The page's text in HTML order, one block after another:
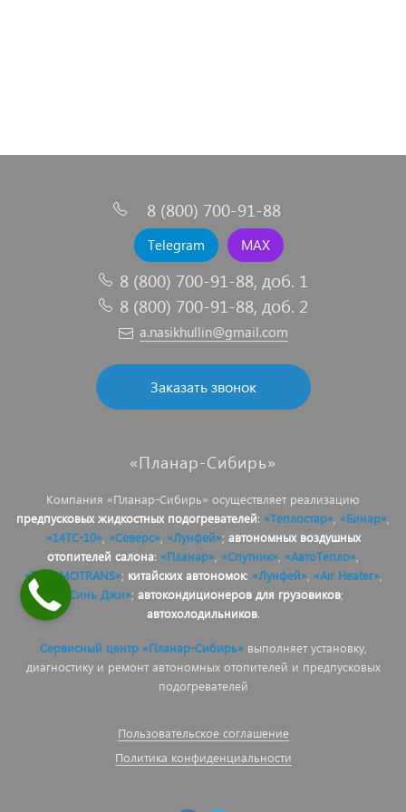
8 (800) 700-91-88
Telegram MAX
8 (800) 700-91-88, доб. 1
8 (800) 700-91-88, доб. 2
a.nasikhullin@gmail.com
Заказать звонок
«Планар-Сибирь»
Компания «Планар-Сибирь» осуществляет реализацию
предпусковых жидкостных подогревателей: «Теплостар» «Бинар»
«14ТС-10», «Северс», «Лунфей»; автономных воздушных
отопителей салона: «Планар» «Спутник» «АвтоТепло»
«THERMOTRANS»; китайских автономок: «Лунфей», «Air Heater»,
«Синь Джи»; автокондиционеров для грузовиков;
автохолодильников.
Сервисный центр «Планар-Сибирь»выполняет установку,
диагностику и ремонт автономных отопителей и предпусковых
подогревателей
Пользовательское соглашение
Политика конфиденциальности